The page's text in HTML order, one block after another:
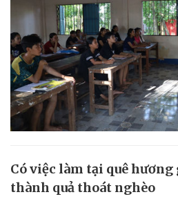
Có việc làm tại quê
thành quả thoát nghèo